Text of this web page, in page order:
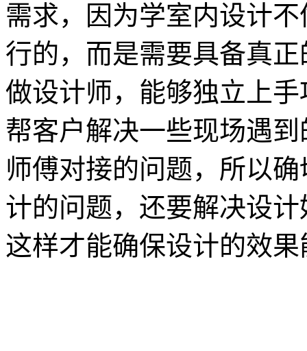
需求，因为学室内设计
行的，而是需要具备真
做设计师，能够独立上
帮客户解决一些现场遇
师傅对接的问题，所以
计的问题，还要解决设
这样才能确保设计的效